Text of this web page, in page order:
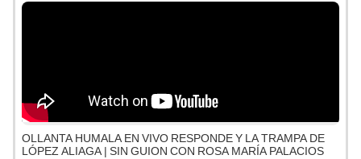
OLLANTA HUMALA EN VIVO RESPONDE Y LA TRAMPA DE
LÓPEZ ALIAGA | SIN GUION CON ROSA MARÍA PALACIOS